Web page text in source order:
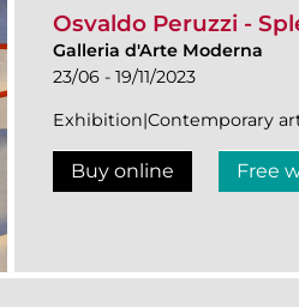
Osvaldo Peruzzi -
Galleria d'Arte Moderna
23/06 - 19/11/2023
Exhibition|Contemporary
Buy online Free